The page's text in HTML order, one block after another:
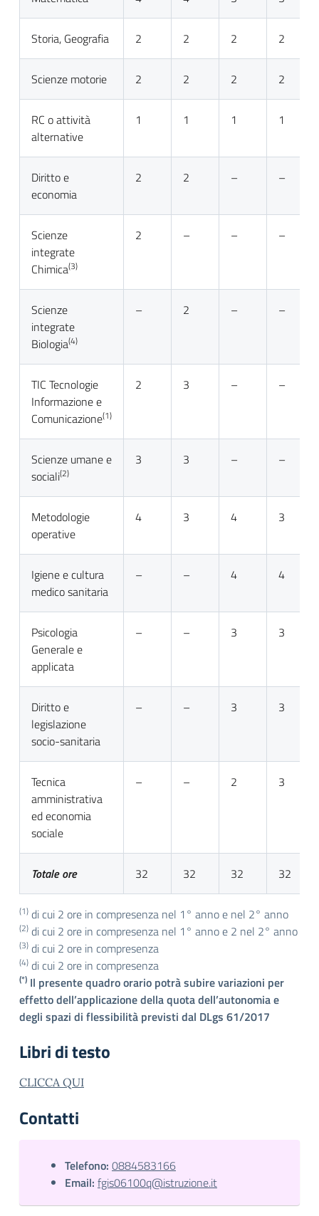
Storia, Geografia 2 2 2 2
Scienze motorie 2 2 2 2
RC o attività
alternative
1 1 1 1
Diritto e
economia
2 2 – –
Scienze
integrate
Chimica(3)
2 – – –
Scienze
integrate
Biologia(4)
– 2 – –
TIC Tecnologie
Informazione e
Comunicazione(1)
2 3 – –
Scienze umane e
sociali(2)
3 3 – –
Metodologie
operative
4 3 4 3
Igiene e cultura
medico sanitaria
– – 4 4
Psicologia
Generale e
applicata
– – 3 3
Diritto e
legislazione
socio-sanitaria
– – 3 3
Tecnica
amministrativa
ed economia
sociale
– – 2 3
Totale ore 32 32 32 32
(1) di cui 2 ore in compresenza nel 1° anno e nel 2° anno
(2) di cui 2 ore in compresenza nel 1° anno e 2 nel 2° anno
(3) di cui 2 ore in compresenza
(4) di cui 2 ore in compresenza
(*) Il presente quadro orario potrà subire variazioni per
effetto dell’applicazione della quota dell’autonomia e
degli spazi di flessibilità previsti dal DLgs 61/2017
Libri di testo
CLICCA QUI
Contatti
Telefono: 0884583166
Email: fgis06100q@istruzione.it